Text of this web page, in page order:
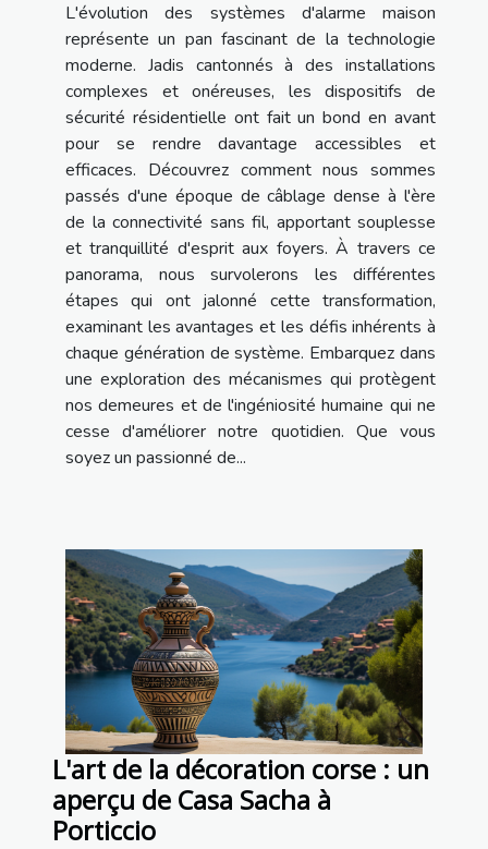
L'évolution des systèmes d'alarme maison
représente un pan fascinant de la technologie
moderne. Jadis cantonnés à des installations
complexes et onéreuses, les dispositifs de
sécurité résidentielle ont fait un bond en avant
pour se rendre davantage accessibles et
efficaces. Découvrez comment nous sommes
passés d'une époque de câblage dense à l'ère
de la connectivité sans fil, apportant souplesse
et tranquillité d'esprit aux foyers. À travers ce
panorama, nous survolerons les différentes
étapes qui ont jalonné cette transformation,
examinant les avantages et les défis inhérents à
chaque génération de système. Embarquez dans
une exploration des mécanismes qui protègent
nos demeures et de l'ingéniosité humaine qui ne
cesse d'améliorer notre quotidien. Que vous
soyez un passionné de...
L'art de la décoration corse : un
aperçu de Casa Sacha à
Porticcio